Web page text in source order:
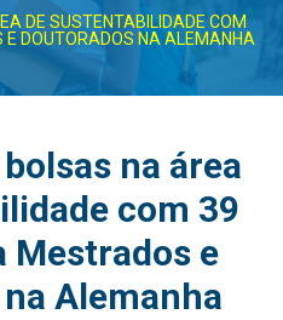
DE SUSTENTABILIDADE COM
DOUTORADOS NA ALEMANHA
na área
com 39
Mestrados e
Alemanha